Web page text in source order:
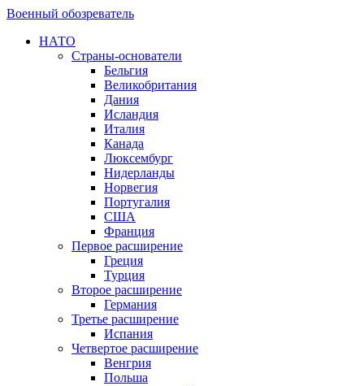
Военный обозреватель
НАТО
Страны-основатели
Бельгия
Великобритания
Дания
Исландия
Италия
Канада
Люксембург
Нидерланды
Норвегия
Португалия
США
Франция
Первое расширение
Греция
Турция
Второе расширение
Германия
Третье расширение
Испания
Четвертое расширение
Венгрия
Польша